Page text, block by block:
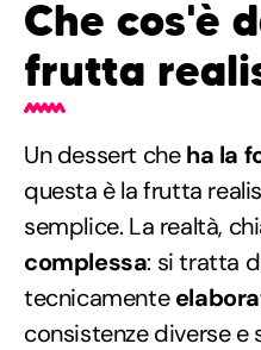
Che cos'è
frutta
Un dessert cheha la
questa è la frutta
semplice. La realtà,
complessa: si tratta
tecnicamente
consistenze diverse